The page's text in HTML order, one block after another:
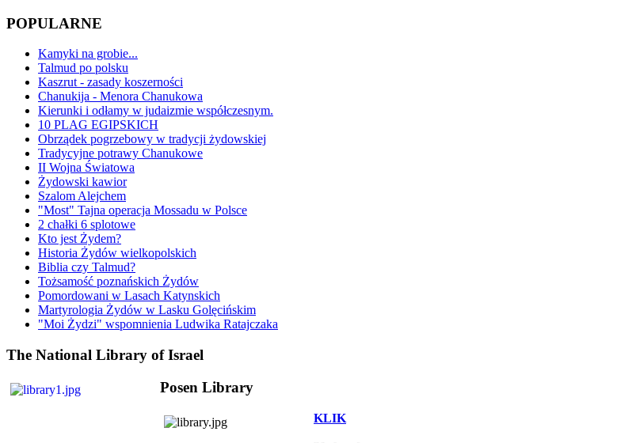
POPULARNE
Kamyki na grobie...
Talmud po polsku
Kaszrut - zasady koszerności
Chanukija - Menora Chanukowa
Kierunki i odłamy w judaizmie współczesnym.
10 PLAG EGIPSKICH
Obrządek pogrzebowy w tradycji żydowskiej
Tradycyjne potrawy Chanukowe
II Wojna Światowa
Żydowski kawior
Szalom Alejchem
"Most" Tajna operacja Mossadu w Polsce
2 chałki 6 splotowe
Kto jest Żydem?
Historia Żydów wielkopolskich
Biblia czy Talmud?
Tożsamość poznańskich Żydów
Pomordowani w Lasach Katynskich
Martyrologia Żydów w Lasku Golęcińskim
"Moi Żydzi" wspomnienia Ludwika Ratajczaka
The National Library of Israel
Posen Library
KLIK